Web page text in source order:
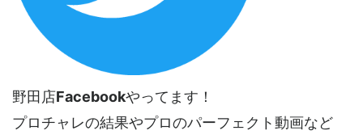
野田店Facebookやってます！
プロチャレの結果やプロのパーフェクト動画など